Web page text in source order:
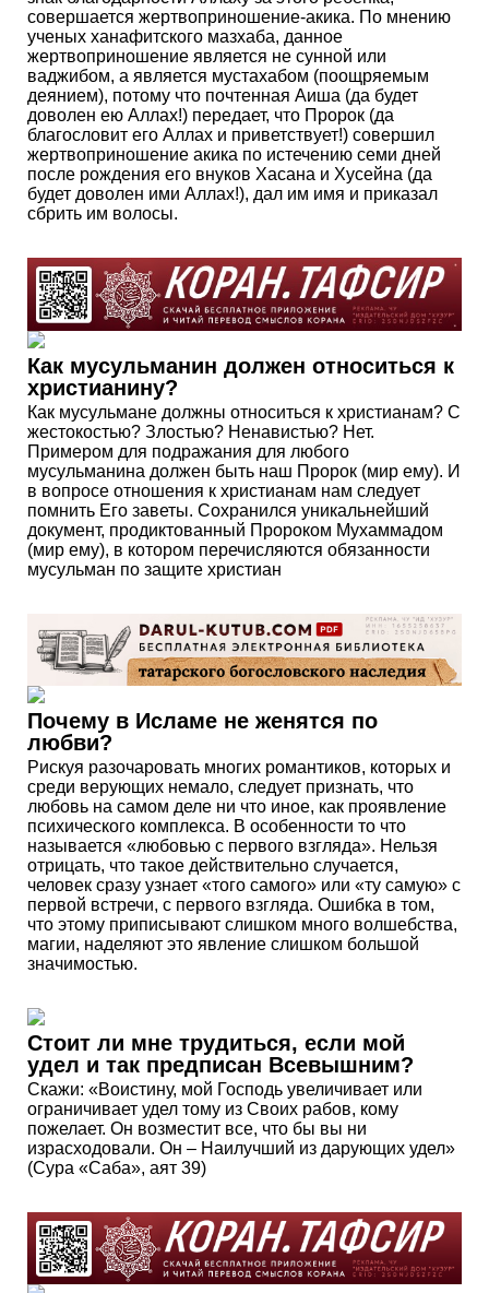
совершается жертвоприношение-акика. По мнению
ученых ханафитского мазхаба, данное
жертвоприношение является не сунной или
ваджибом, а является мустахабом (поощряемым
деянием), потому что почтенная Аиша (да будет
доволен ею Аллах!) передает, что Пророк (да
благословит его Аллах и приветствует!) совершил
жертвоприношение акика по истечению семи дней
после рождения его внуков Хасана и Хусейна (да
будет доволен ими Аллах!), дал им имя и приказал
сбрить им волосы.
Как мусульманин должен относиться к
христианину?
Как мусульмане должны относиться к христианам? С
жестокостью? Злостью? Ненавистью? Нет.
Примером для подражания для любого
мусульманина должен быть наш Пророк (мир ему). И
в вопросе отношения к христианам нам следует
помнить Его заветы. Сохранился уникальнейший
документ, продиктованный Пророком Мухаммадом
(мир ему), в котором перечисляются обязанности
мусульман по защите христиан
Почему в Исламе не женятся по
любви?
Рискуя разочаровать многих романтиков, которых и
среди верующих немало, следует признать, что
любовь на самом деле ни что иное, как проявление
психического комплекса. В особенности то что
называется «любовью с первого взгляда». Нельзя
отрицать, что такое действительно случается,
человек сразу узнает «того самого» или «ту самую» с
первой встречи, с первого взгляда. Ошибка в том,
что этому приписывают слишком много волшебства,
магии, наделяют это явление слишком большой
значимостью.
Стоит ли мне трудиться, если мой
удел и так предписан Всевышним?
Скажи: «Воистину, мой Господь увеличивает или
ограничивает удел тому из Своих рабов, кому
пожелает. Он возместит все, что бы вы ни
израсходовали. Он – Наилучший из дарующих удел»
(Сура «Саба», аят 39)